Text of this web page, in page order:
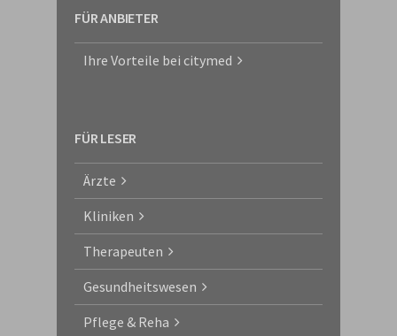
FÜR ANBIETER
Ihre Vorteile bei citymed
FÜR LESER
Ärzte
Kliniken
Therapeuten
Gesundheitswesen
Pflege & Reha